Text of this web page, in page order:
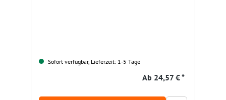
Sofort verfügbar, Lieferzeit: 1-5 Tage
Ab 24,57 € *